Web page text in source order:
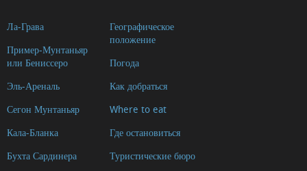
Ла-Грава
Пример-Мунтаньяр
или Бениссеро
Эль-Ареналь
Сегон Мунтаньяр
Кала-Бланка
Бухта Сардинера
Географическое
положение
Погода
Как добраться
Where to eat
Где остановиться
Туристические бюро